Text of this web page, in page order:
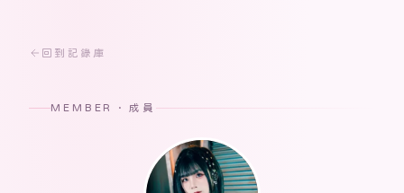
回到記錄庫
MEMBER · 成員